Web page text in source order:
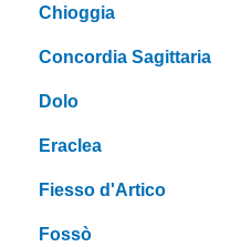
Chioggia
Concordia Sagittaria
Dolo
Eraclea
Fiesso d'Artico
Fossò